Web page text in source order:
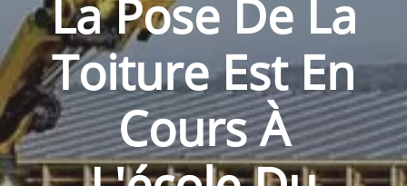
La Pose De La
Toiture Est En
Cours À